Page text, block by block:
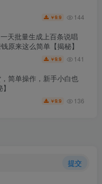
￥9.9 144
天批量生成上百条说唱
原来这么简单【揭秘】
￥9.9 141
简单操作，新手小白也
￥9.9 136
提交